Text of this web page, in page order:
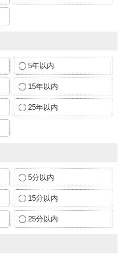
5年以内
15年以内
25年以内
5分以内
15分以内
25分以内